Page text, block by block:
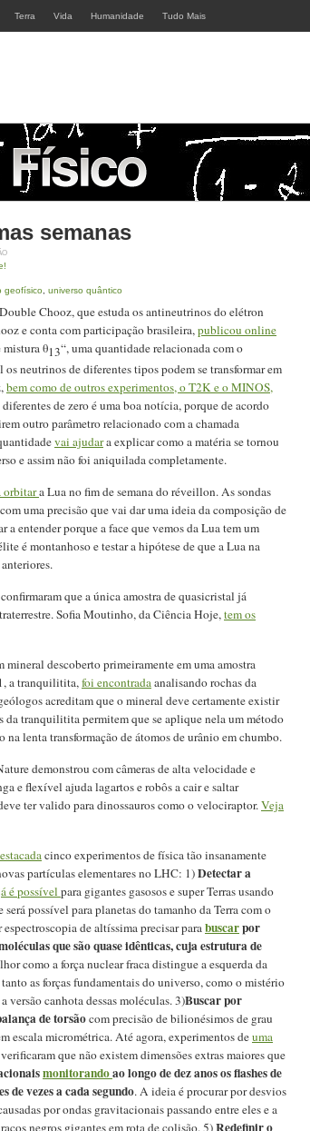
Terra Vida Humanidade Tudo Mais
semanas
geofísico universo quântico
Chooz, que estuda os antineutrinos do elétron
e conta com participação brasileira,publicou online
mistura θ13“, uma quantidade relacionada com o
neutrinos de diferentes tipos podem se transformar em
bem como de outros experimentos, o T2K e o MINOS,
de zero é uma boa notícia, porque de acordo
outro parâmetro relacionado com a chamada
vai ajudara explicar como a matéria se tornou
e assim não foi aniquilada completamente.
orbitara Lua no fim de semana do réveillon. As sondas
uma precisão que vai dar uma ideia da composição de
a entender porque a face que vemos da Lua tem um
é montanhoso e testar a hipótese de que a Lua na
que a única amostra de quasicristal já
Sofia Moutinho, da Ciência Hoje,tem os
descoberto primeiramente em uma amostra
a tranquilitita,foi encontradaanalisando rochas da
acreditam que o mineral deve certamente existir
da tranquilitita permitem que se aplique nela um método
na lenta transformação de átomos de urânio em chumbo.
demonstrou com câmeras de alta velocidade e
e flexível ajuda lagartos e robôs a cair e saltar
ter valido para dinossauros como o velociraptor.Veja
cinco experimentos de física tão insanamente
partículas elementares no LHC: 1)Detectar a
é possível para gigantes gasosos e super Terras usando
possível para planetas do tamanho da Terra com o
de altíssima precisar parabuscarpor
que são quase idênticas, cuja estrutura de
como a força nuclear fraca distingue a esquerda da
as forças fundamentais do universo, como o mistério
versão canhota dessas moléculas. 3)Buscar por
de torsãocom precisão de bilionésimos de grau
escala micrométrica. Até agora, experimentos deuma
que não existem dimensões extras maiores que
monitorandoao longo de dez anos os flashes de
de vezes a cada segundo. A ideia é procurar por desvios
por ondas gravitacionais passando entre eles e a
negros gigantes em rota de colisão. 5)Redefinir o